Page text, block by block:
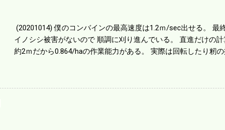
(20201014) 僕のコンバインの最高速度は1.2ｍ/sec出せる。 最
イノシシ被害がないので 順調に刈り進んでいる。 直進だけの
約2ｍだから0.864/haの作業能力がある。 実際は回転したり籾
ｃｍ速いのがあったが 籾の運搬や乾燥機の容量、籾摺りの能
足している。 というより買った時はまだ耕作面積が少なく手